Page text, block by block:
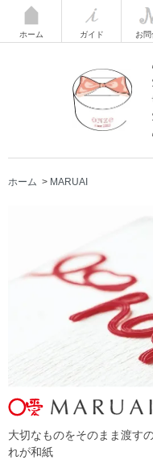
ホーム ガイド お問
ホーム > MARUAI
大切なものをそのまま渡す
れが和紙